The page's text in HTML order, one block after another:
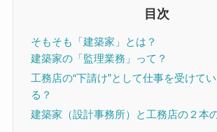
目次
そもそも「建築家」とは？
建築家の「監理業務」って？
工務店の“下請け”として仕事を受けて
る？
建築家（設計事務所）と工務店の２本